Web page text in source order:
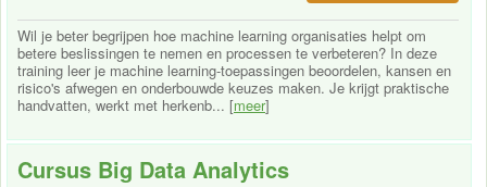
Wil je beter begrijpen hoe machine learning organisaties helpt om
betere beslissingen te nemen en processen te verbeteren? In deze
training leer je machine learning-toepassingen beoordelen, kansen en
risico's afwegen en onderbouwde keuzes maken. Je krijgt praktische
handvatten, werkt met herkenb... [meer]
Cursus Big Data Analytics